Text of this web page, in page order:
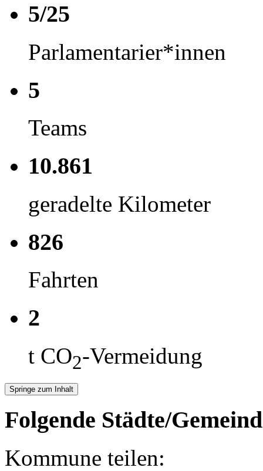
5/25
Parlamentarier*innen
5
Teams
10.861
geradelte Kilometer
826
Fahrten
2
t CO2-Vermeidung
Springe zum Inhalt
Folgende Städte/
Kommune teilen: